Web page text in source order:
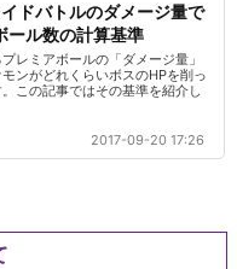
イドバトルのダメージ量で
ール数の計算基準
レミアボールの「ダメージ量」
ンがどれくらいボスのHPを削っ
この記事ではその基準を紹介し
2017-09-20 17:26